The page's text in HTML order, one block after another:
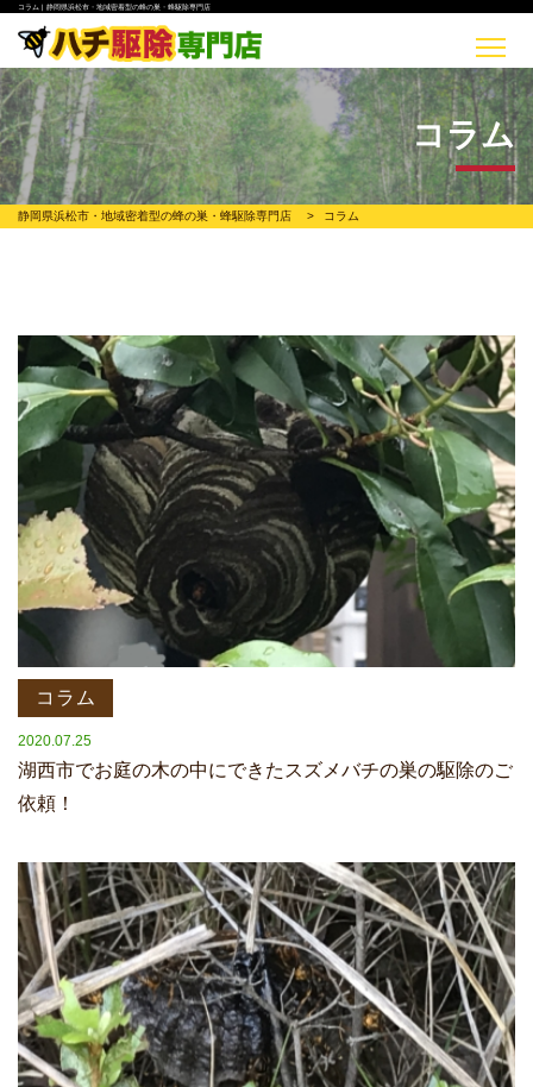
コラム | 静岡県浜松市・地域密着型の蜂の巣・蜂駆除専門店
コラム
静岡県浜松市・地域密着型の蜂の巣・蜂駆除専門店 > コラム
コラム
2020.07.25
湖西市でお庭の木の中にできたスズメバチの巣の駆除のご
依頼！